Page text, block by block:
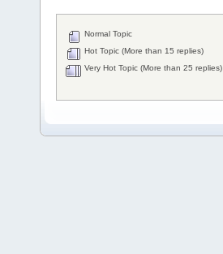
Normal Topic
Hot Topic (More than 15 replies)
Very Hot Topic (More than 25 replies)